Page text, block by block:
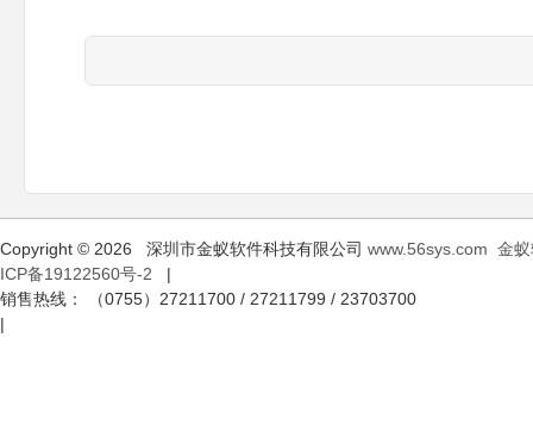
Copyright © 2026 深圳市金蚁软件科技有限公司 www.56sys.com 金
ICP备19122560号-2 |
销售热线： （0755）27211700 / 27211799 / 23703700
|